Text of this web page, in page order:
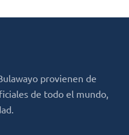
provienen de
de todo el mundo,